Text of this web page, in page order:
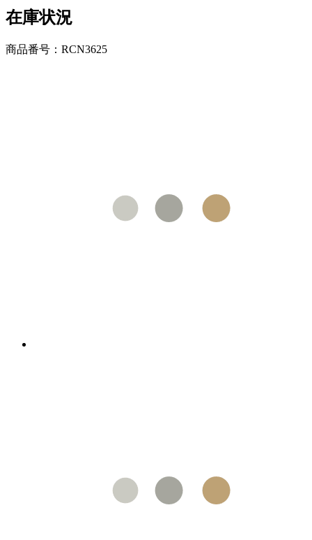
在庫状況
商品番号：RCN3625